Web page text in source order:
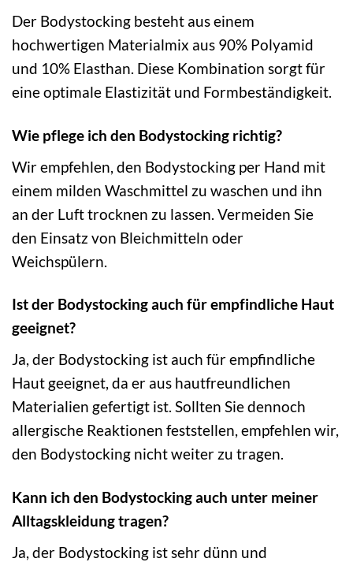
Der Bodystocking besteht aus einem
hochwertigen Materialmix aus 90% Polyamid
und 10% Elasthan. Diese Kombination sorgt für
eine optimale Elastizität und Formbeständigkeit.
Wie pflege ich den Bodystocking richtig?
Wir empfehlen, den Bodystocking per Hand mit
einem milden Waschmittel zu waschen und ihn
an der Luft trocknen zu lassen. Vermeiden Sie
den Einsatz von Bleichmitteln oder
Weichspülern.
Ist der Bodystocking auch für empfindliche Haut
geeignet?
Ja, der Bodystocking ist auch für empfindliche
Haut geeignet, da er aus hautfreundlichen
Materialien gefertigt ist. Sollten Sie dennoch
allergische Reaktionen feststellen, empfehlen wir,
den Bodystocking nicht weiter zu tragen.
Kann ich den Bodystocking auch unter meiner
Alltagskleidung tragen?
Ja, der Bodystocking ist sehr dünn und